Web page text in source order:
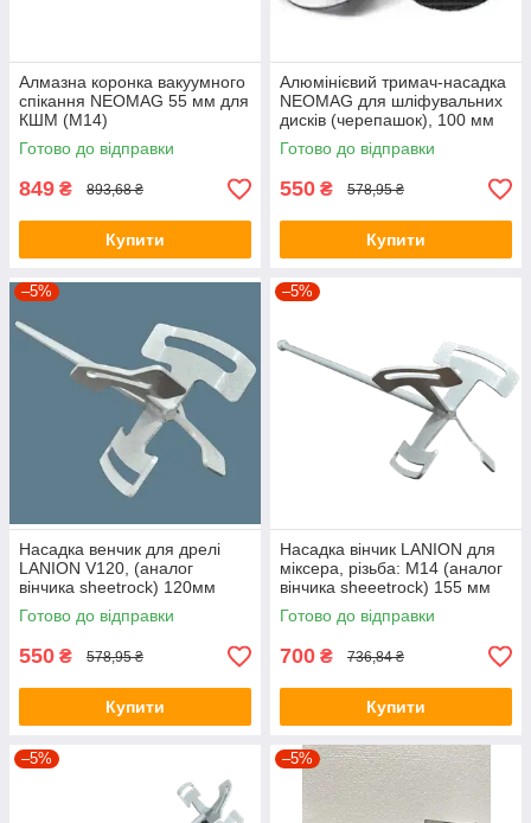
Алмазна коронка вакуумного
спікання NEOMAG 55 мм для
КШМ (М14)
Готово до відправки
849 ₴ 893,68 ₴
Купити
Алюмінієвий тримач-насадка
NEOMAG для шліфувальних
дисків (черепашок), 100 мм
Готово до відправки
550 ₴ 578,95 ₴
Купити
–5%
Насадка венчик для дрелі
LANION V120, (аналог
вінчика sheetrock) 120мм
Готово до відправки
550 ₴ 578,95 ₴
Купити
–5%
Насадка вінчик LANION для
міксера, різьба: М14 (аналог
вінчика sheeetrock) 155 мм
Готово до відправки
700 ₴ 736,84 ₴
Купити
–5% –5%